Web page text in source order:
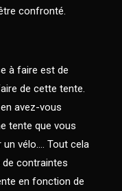
confronté.
à faire est de
de cette tente.
avez-vous
tente que vous
vélo…. Tout cela
contraintes
en fonction de